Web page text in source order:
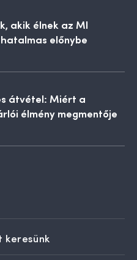
akik élnek az MI
előnybe
átvétel: Miért a
élmény megmentője
keresünk